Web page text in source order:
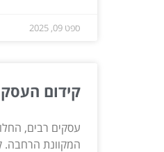
ספט 09, 2025
קידום
עסקים רבים,
המקוונת